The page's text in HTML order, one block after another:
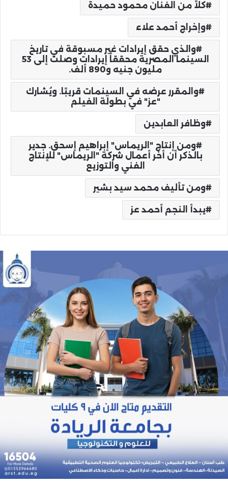
كلاً من الفنان محمود حميدة
وإخراج أحمد علاء
والذي حقق إيرادات غير مسبوقة في تاريخ
السينما المصرية محققاً إيرادات وصلت إلى 53
مليون جنيه و890 ألف.
والمقرر عرضه في السينمات قريبًا. ويُشارك
"عز" في بطولة الفيلم
وظافر العابدين
ومن إنتاج "الريماس" إبراهيم إسحق. جدير
بالذكر أن أخر أعمال شركة "الريماس" للإنتاج
الفني والتوزيع
ومن تأليف محمد سيد بشير
يبدأ النجم أحمد عز